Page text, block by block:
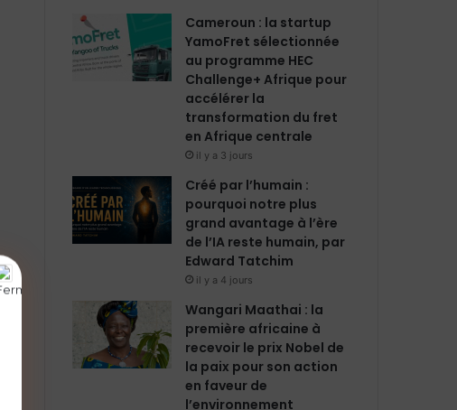
m
Cameroun : la startup
YamoFret sélectionnée
au programme HEC
Challenge+ Afrique pour
accélérer la
transformation du fret
en Afrique centrale
il y a 3 jours
Créé par l’humain :
pourquoi notre plus
grand avantage à l’ère
de l’IA reste humain, par
Edward Tatchim
il y a 4 jours
Wangari Maathai : la
première africaine à
recevoir le prix Nobel de
la paix pour son action
en faveur de
l’environnement